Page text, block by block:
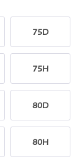
75D
75H
80D
80H